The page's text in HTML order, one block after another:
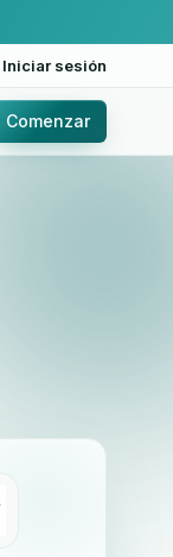
Iniciar sesión
Comenzar